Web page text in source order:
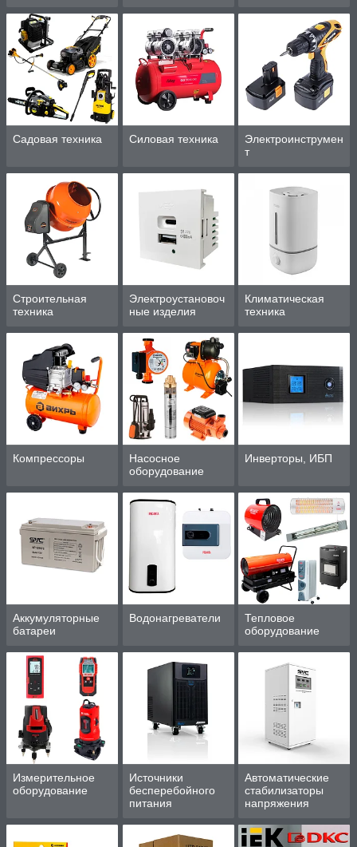
Садовая техника Силовая техника
Электроинструмен
т
Строительная
техника
Электроустановоч
ные изделия
Климатическая
техника
Компрессоры
Насосное
оборудование
Инверторы, ИБП
Аккумуляторные
батареи
Водонагреватели
Тепловое
оборудование
Измерительное
оборудование
Источники
бесперебойного
питания
Автоматические
стабилизаторы
напряжения